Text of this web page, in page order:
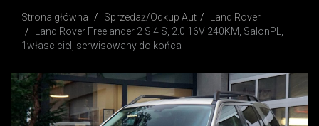
Strona główna Sprzedaż/Odkup Aut
Land Rover
Land Rover Freelander 2 Si4 S, 2.0 16V 240KM, SalonPL,
1własciciel, serwisowany do końca